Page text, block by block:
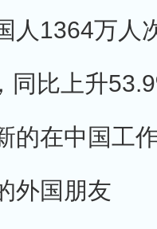
1364万人
比上升
在中国工
国朋友